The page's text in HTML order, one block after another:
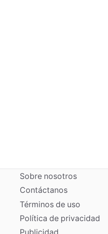
Sobre nosotros
Contáctanos
Términos de uso
Política de privacidad
Publicidad